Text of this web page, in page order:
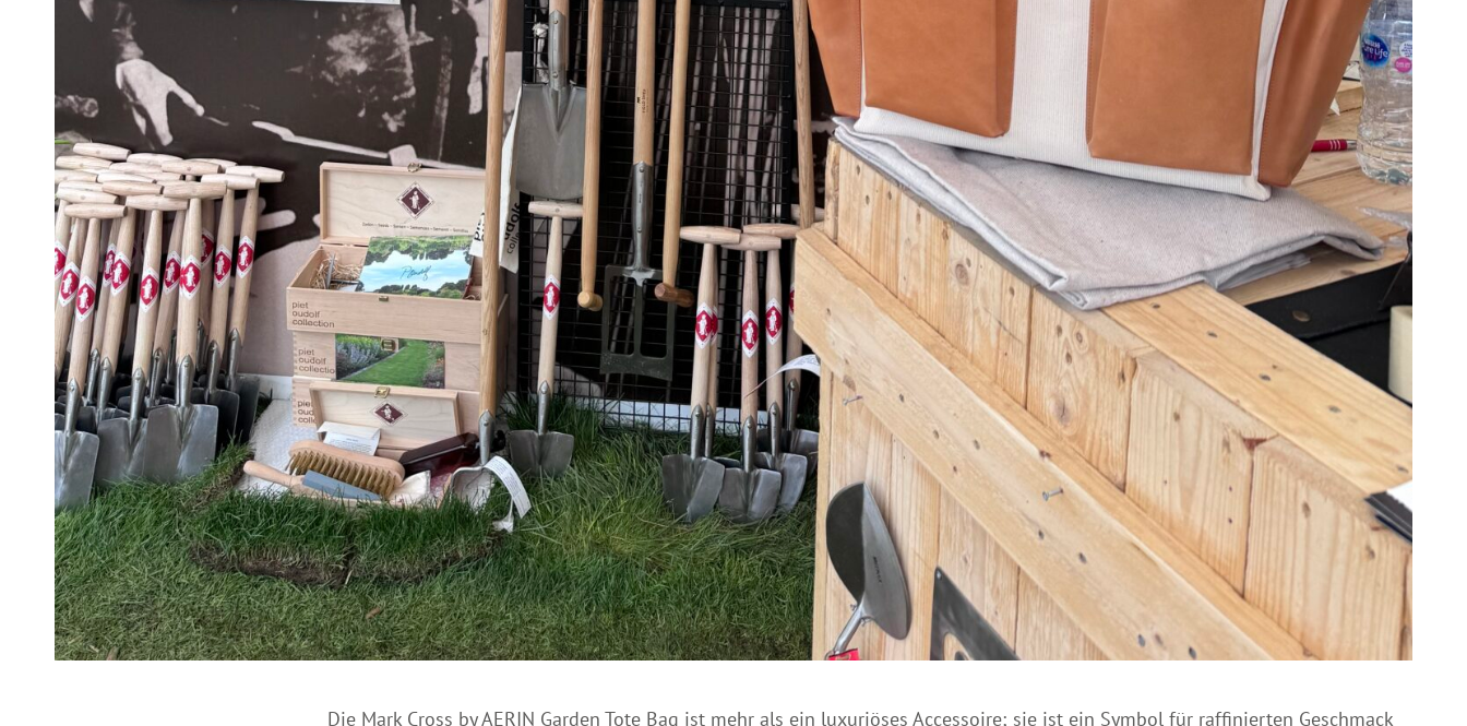
Die Mark Cross by AERIN Garden Tote Bag ist mehr als ein luxuriöses Accessoire; sie ist ein Symbol für raffinierten Geschmack